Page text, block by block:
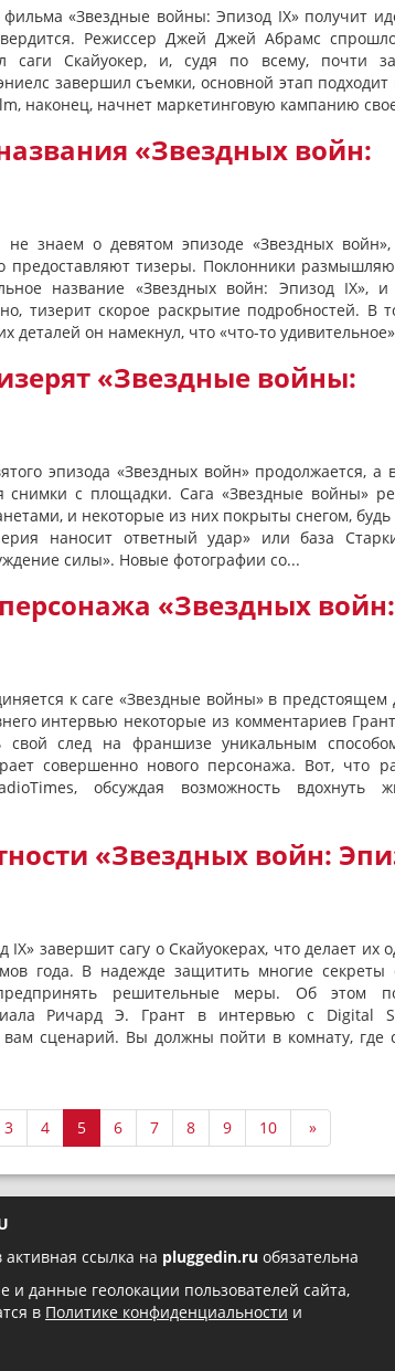
фильма «Звездные войны: Эпизод IX» получит
Режиссер Джей Джей Абрамс
саги Скайуокер, и, судя по всему, почти
завершил съемки, основной этап подходит
наконец, начнет маркетинговую кампанию
«Звездных войн:
знаем о девятом эпизоде «Звездных
предоставляют тизеры. Поклонники
название «Звездных войн: Эпизод IX», и
тизерит скорое раскрытие подробностей. В
деталей он намекнул, что «что-то
«Звездные войны:
эпизода «Звездных войн» продолжается, а
снимки с площадки. Сага «Звездные войны»
и некоторые из них покрыты снегом, будь
наносит ответный удар» или база
силы». Новые фотографии со...
«Звездных войн:
к саге «Звездные войны» в предстоящем
интервью некоторые из комментариев
свой след на франшизе уникальным
совершенно нового персонажа. Вот, что
обсуждая возможность вдохнуть
«Звездных войн:
завершит сагу о Скайуокерах, что делает их
года. В надежде защитить многие секреты
решительные меры. Об этом
Ричард Э. Грант в интервью с Digital
сценарий. Вы должны пойти в комнату, где
3 4 5 6 7 8 9 10 »
ссылка на pluggedin.ru обязательна
и данные геолокации пользователей сайта,
в Политике конфиденциальности и